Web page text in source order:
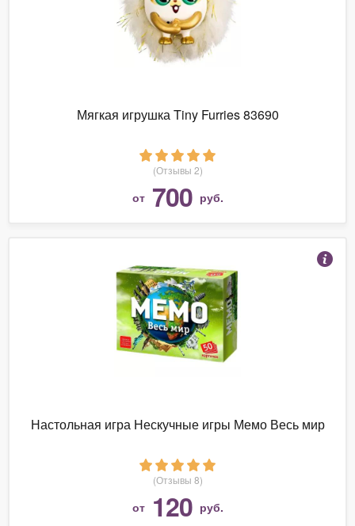
Мягкая игрушка Tiny Furries 83690
(Отзывы 2)
от 700 руб.
Настольная игра Нескучные игры Мемо Весь мир
(Отзывы 8)
от 120 руб.